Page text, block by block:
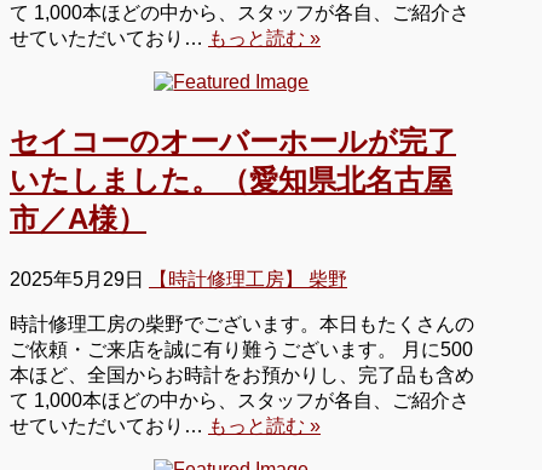
て 1,000本ほどの中から、スタッフが各自、ご紹介さ
せていただいており… もっと読む »
セイコーのオーバーホールが完了
いたしました。（愛知県北名古屋
市／A様）
2025年5月29日 【時計修理工房】 柴野
時計修理工房の柴野でございます。本日もたくさんの
ご依頼・ご来店を誠に有り難うございます。 月に500
本ほど、全国からお時計をお預かりし、完了品も含め
て 1,000本ほどの中から、スタッフが各自、ご紹介さ
せていただいており… もっと読む »